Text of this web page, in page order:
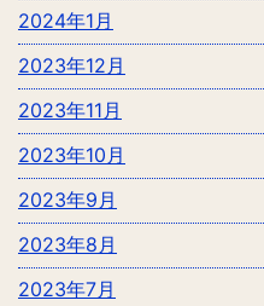
2024年1月
2023年12月
2023年11月
2023年10月
2023年9月
2023年8月
2023年7月